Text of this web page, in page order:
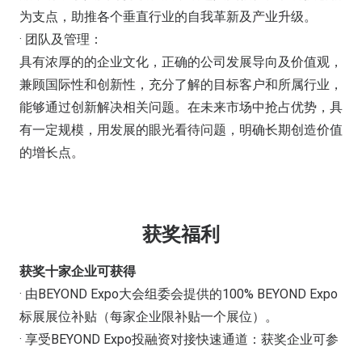
为支点，助推各个垂直行业的自我革新及产业升级。
· 团队及管理：
具有浓厚的的企业文化，正确的公司发展导向及价值观，
兼顾国际性和创新性，充分了解的目标客户和所属行业，
能够通过创新解决相关问题。在未来市场中抢占优势，具
有一定规模，用发展的眼光看待问题，明确长期创造价值
的增长点。
获奖福利
获奖十家企业可获得
· 由BEYOND Expo大会组委会提供的100% BEYOND Expo
标展展位补贴（每家企业限补贴一个展位）。
· 享受BEYOND Expo投融资对接快速通道：获奖企业可参